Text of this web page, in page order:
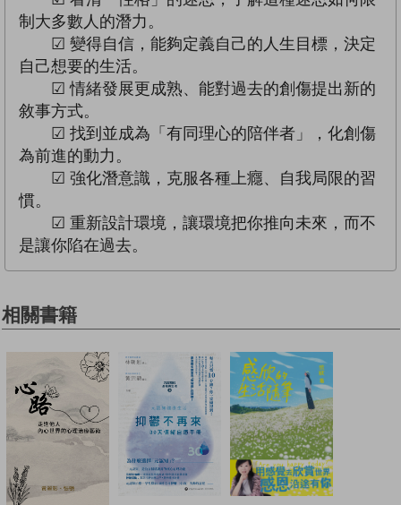
制大多數人的潛力。
☑ 變得自信，能夠定義自己的人生目標，決定
自己想要的生活。
☑ 情緒發展更成熟、能對過去的創傷提出新的
敘事方式。
☑ 找到並成為「有同理心的陪伴者」，化創傷
為前進的動力。
☑ 強化潛意識，克服各種上癮、自我局限的習
慣。
☑ 重新設計環境，讓環境把你推向未來，而不
是讓你陷在過去。
相關書籍